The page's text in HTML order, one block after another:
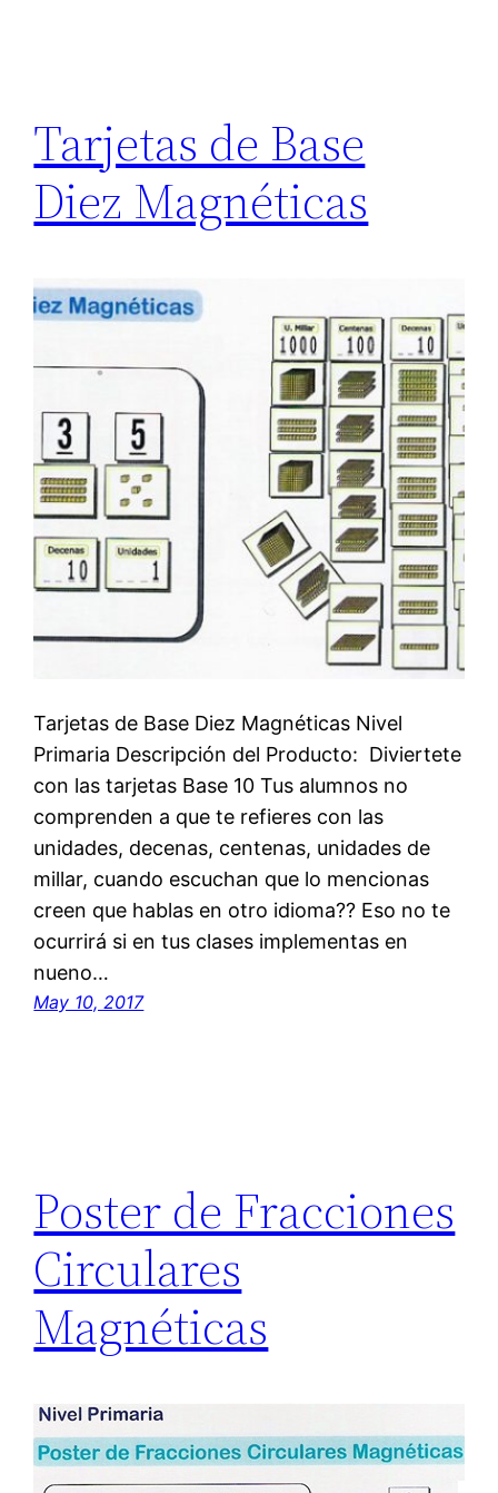
Tarjetas de Base
Diez Magnéticas
Tarjetas de Base Diez Magnéticas Nivel
Primaria Descripción del Producto:  Diviertete
con las tarjetas Base 10 Tus alumnos no
comprenden a que te refieres con las
unidades, decenas, centenas, unidades de
millar, cuando escuchan que lo mencionas
creen que hablas en otro idioma?? Eso no te
ocurrirá si en tus clases implementas en
nueno…
May 10, 2017
Poster de Fracciones
Circulares
Magnéticas